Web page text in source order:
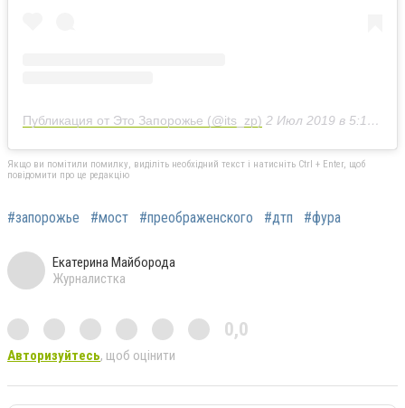
Публикация от Это Запорожье (@its_zp) 2 Июл 2019 в 5:16 PDT
Якщо ви помітили помилку, виділіть необхідний текст і натисніть Ctrl + Enter, щоб
повідомити про це редакцію
#запорожье #мост #преображенского #дтп #фура
Екатерина Майборода
Журналистка
0,0
Авторизуйтесь, щоб оцінити